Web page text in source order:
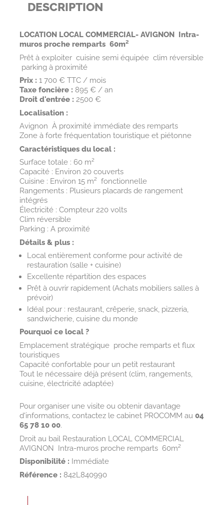
DESCRIPTION
LOCATION LOCAL COMMERCIAL- AVIGNON  Intra-
muros proche remparts  60m²
Prêt à exploiter  cuisine semi équipée  clim réversible
 parking à proximité
Prix : 1 700 € TTC / mois
Taxe foncière : 895 € / an
Droit d'entrée : 2500 €
Localisation :
Avignon  À proximité immédiate des remparts
Zone à forte fréquentation touristique et piétonne
Caractéristiques du local :
Surface totale : 60 m²
Capacité : Environ 20couverts
Cuisine : Environ 15 m²  fonctionnelle
Rangements : Plusieurs placards de rangement
intégrés
Électricité : Compteur 220 volts
Clim réversible
Parking : A proximité
Détails & plus :
Local entièrement conformepour activité de
restauration (salle + cuisine)
Excellente répartition des espaces
Prêt à ouvrir rapidement (Achats mobiliers salles à
prévoir)
Idéal pour : restaurant, crêperie, snack, pizzeria,
sandwicherie, cuisine du monde
Pourquoi ce local ?
Emplacement stratégique  proche remparts et flux
touristiques
Capacité confortable pour un petit restaurant
Tout le nécessaire déjà présent (clim, rangements,
cuisine, électricité adaptée)
Pour organiser une visite ou obtenir davantage
d'informations, contactez le cabinet PROCOMM au 04
65 78 10 00.
Droit au bail Restauration LOCAL COMMERCIAL
AVIGNON  Intra-muros proche remparts  60m²
Disponibilité : Immédiate
Référence : 842L840990